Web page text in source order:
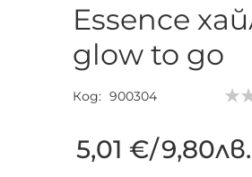
Essence
glow to go
Код 900304
5,01 €/9,80лв.